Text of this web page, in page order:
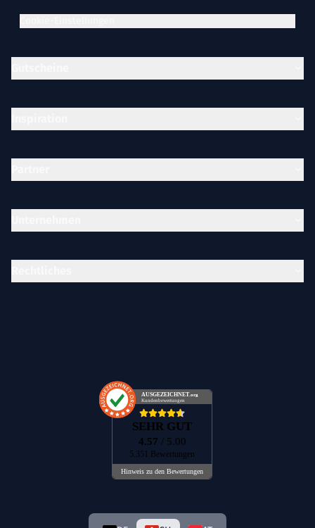
AUSGEZEICHNET .org
Kundenbewertungen
SEHR GUT
4.57 / 5.00
5.351 Bewertungen
Hinweis zu den Bewertungen